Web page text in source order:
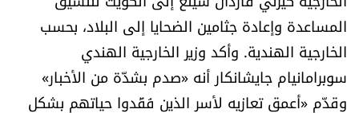
كاميرا
سجالات
المساعدة وإعادة جثامين الضحايا إلى البلاد، بحسب
الخارجية الهندية. وأكد وزير الخارجية الهندي
سوبرامانيام جايشانكار أنه «صدم بشدّة من الأخبار»
وقدّم «أعمق تعازيه لأسر الذين فَقَدوا حياتهم بشكل